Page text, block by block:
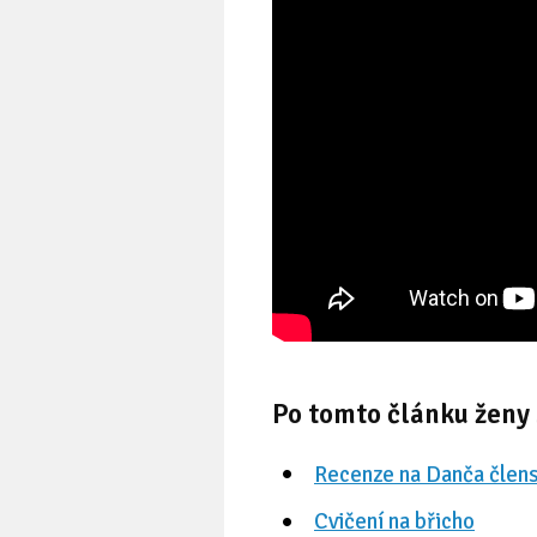
Po tomto článku
Recenze na Danča
Cvičení na břicho